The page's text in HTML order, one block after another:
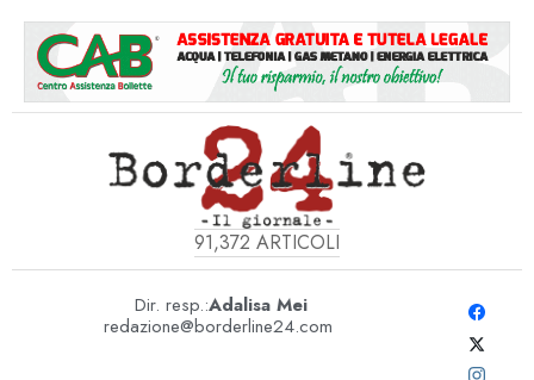
91,372 ARTICOLI
Dir. resp.:Adalisa Mei
redazione@borderline24.com